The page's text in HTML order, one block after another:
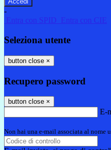
-
Entra con SPID
Entra con CIE
Seleziona utente
button close ×
Recupero password
button close ×
E-
Non hai una e-mail associata al nome